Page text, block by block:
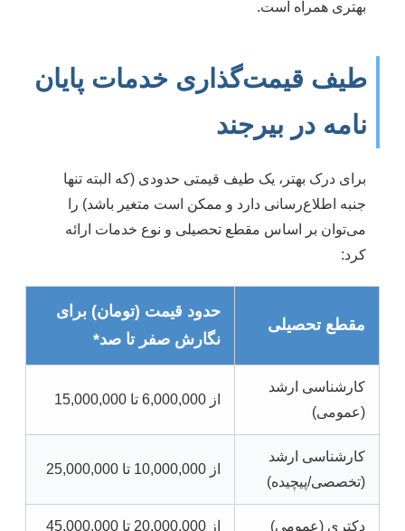
بهتری همراه است.
طیف قیمت‌گذاری خدمات پایان
نامه در بیرجند
برای درک بهتر، یک طیف قیمتی حدودی (که البته تنها
جنبه اطلاع‌رسانی دارد و ممکن است متغیر باشد) را
می‌توان بر اساس مقطع تحصیلی و نوع خدمات ارائه
کرد:
مقطع تحصیلی
حدود قیمت (تومان) برای
نگارش صفر تا صد*
کارشناسی ارشد
(عمومی)
از 6,000,000 تا 15,000,000
کارشناسی ارشد
(تخصصی/پیچیده)
از 10,000,000 تا 25,000,000
دکتری (عمومی) از 20,000,000 تا 45,000,000